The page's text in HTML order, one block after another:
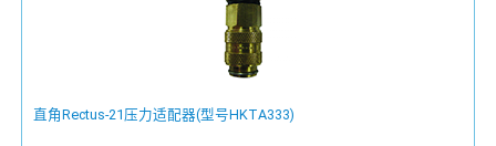
直角Rectus-21压力适配器(型号HKTA333)